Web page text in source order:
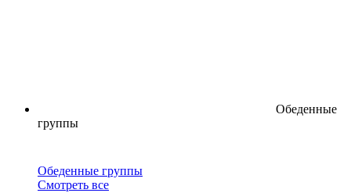
Обеденные
группы
Обеденные группы
Смотреть все